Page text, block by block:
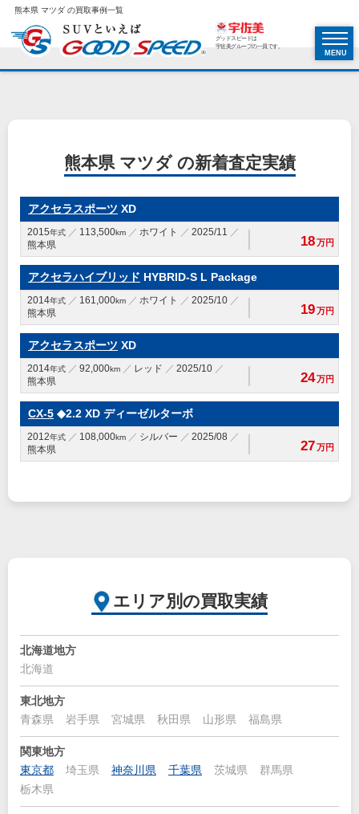
熊本県 マツダ の買取事例一覧
グッドスピードは
宇佐美グループの一員です。
MENU
熊本県 マツダ の新着査定実績
アクセラスポーツ XD
2015年式 113,500km ホワイト
2025/11
熊本県
18万円
アクセラハイブリッド HYBRID-S L Package
2014年式 161,000km ホワイト
2025/10
熊本県
19万円
アクセラスポーツ XD
2014年式 92,000km レッド
2025/10
熊本県
24万円
CX-5 ◆2.2 XD ディーゼルターボ
2012年式 108,000km シルバー
2025/08
熊本県
27万円
エリア別の買取実績
北海道地方
北海道
東北地方
青森県
岩手県 宮城県 秋田県 山形県 福島県
関東地方
東京都
埼玉県 神奈川県 千葉県 茨城県
群馬県
栃木県